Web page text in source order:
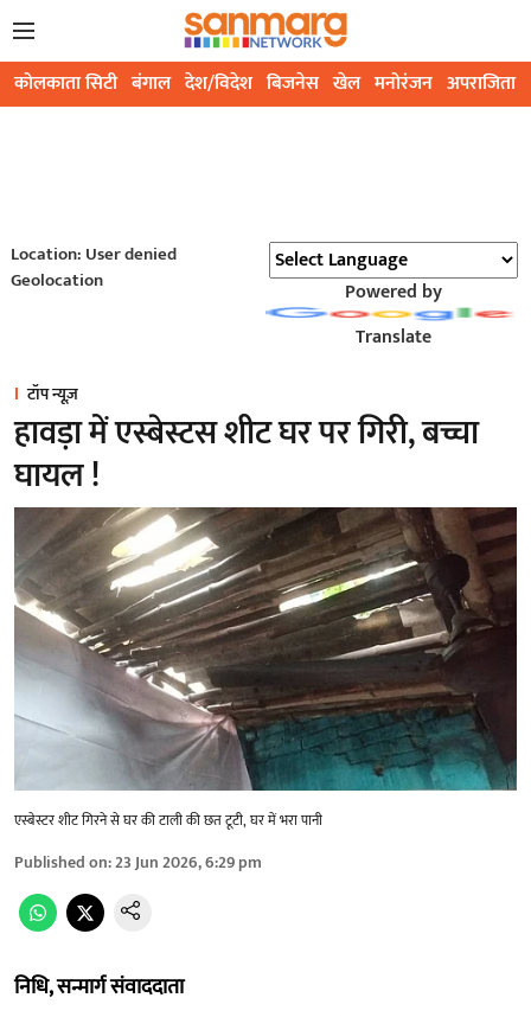
कोलकाता सिटी बंगाल देश/विदेश बिजनेस खेल मनोरंजन अपराजिता
Location: User denied
Geolocation
Powered by
Translate
टॉप न्यूज़
हावड़ा में एस्बेस्टस शीट घर पर गिरी, बच्चा
घायल !
एस्बेस्टर शीट गिरने से घर की टाली की छत टूटी, घर में भरा पानी
Published on:23 Jun 2026, 6:29 pm
निधि, सन्मार्ग संवाददाता